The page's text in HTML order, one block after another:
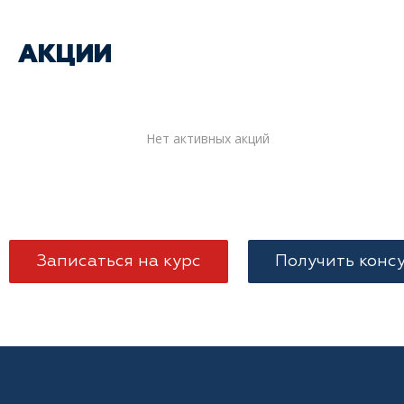
АКЦИИ
Нет активных акций
Записаться на курс Получить